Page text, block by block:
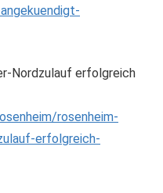
Nordzulauf erfolgreich
rosenheim-
erfolgreich-